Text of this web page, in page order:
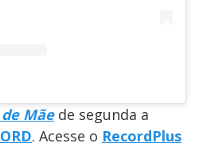
Mãede segunda a
. Acesse o RecordPlus